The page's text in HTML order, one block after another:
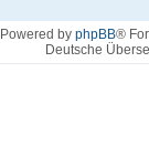
Powered by phpBB®
Deutsche